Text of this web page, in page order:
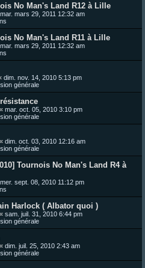
No Man's Land R12 à Lille
mar. mars 29, 2011 12:32 am
No Man's Land R11 à Lille
mar. mars 29, 2011 12:32 am
dim. nov. 14, 2010 5:13 pm
générale
« mar. oct. 05, 2010 3:10 pm
générale
« dim. oct. 03, 2010 12:16 am
générale
Tournois No Man's Land R4 à
mer. sept. 08, 2010 11:12 pm
Harlock ( Albator quoi )
« sam. juil. 31, 2010 6:44 pm
générale
« dim. juil. 25, 2010 2:43 am
générale